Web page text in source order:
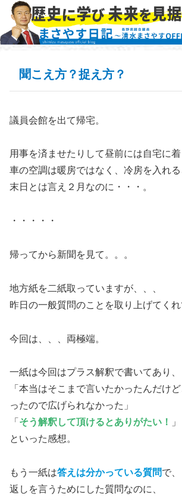
聞こえ方？捉え方？
議員会館を出て帰宅。
用事を済ませたりして昼前には自宅に着
車の空調は暖房ではなく、冷房を入れる
末日とは言え２月なのに・・・。
・・・・・
帰ってから新聞を見て。。。
地方紙を二紙取っていますが、、、
昨日の一般質問のことを取り上げてくれ
今回は、、、両極端。
一紙は今回はプラス解釈で書いてあり、
「本当はそこまで言いたかったんだけ
ったので広げられなかった」
「 そう解釈して頂けるとありがたい！
」
といった感想。
もう一紙は答えは分かっている質問で、
返しを言うためにした質問なのに、